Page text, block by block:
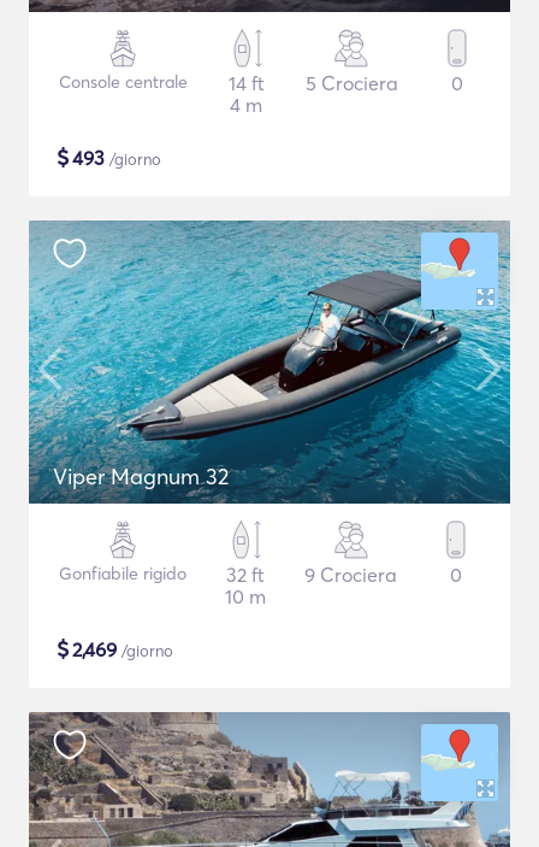
Console centrale
14 ft
4 m
5 Crociera 0
$493 /giorno
Viper Magnum 32
Gonfiabile rigido
32 ft
10 m
9 Crociera 0
$2,469 /giorno